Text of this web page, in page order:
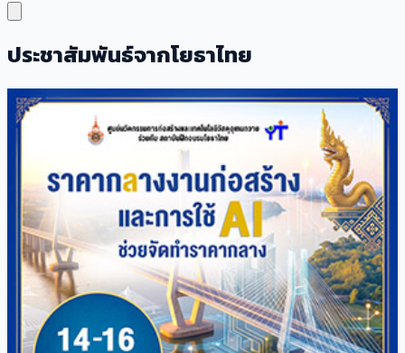
ประชาสัมพันธ์จากโยธาไทย